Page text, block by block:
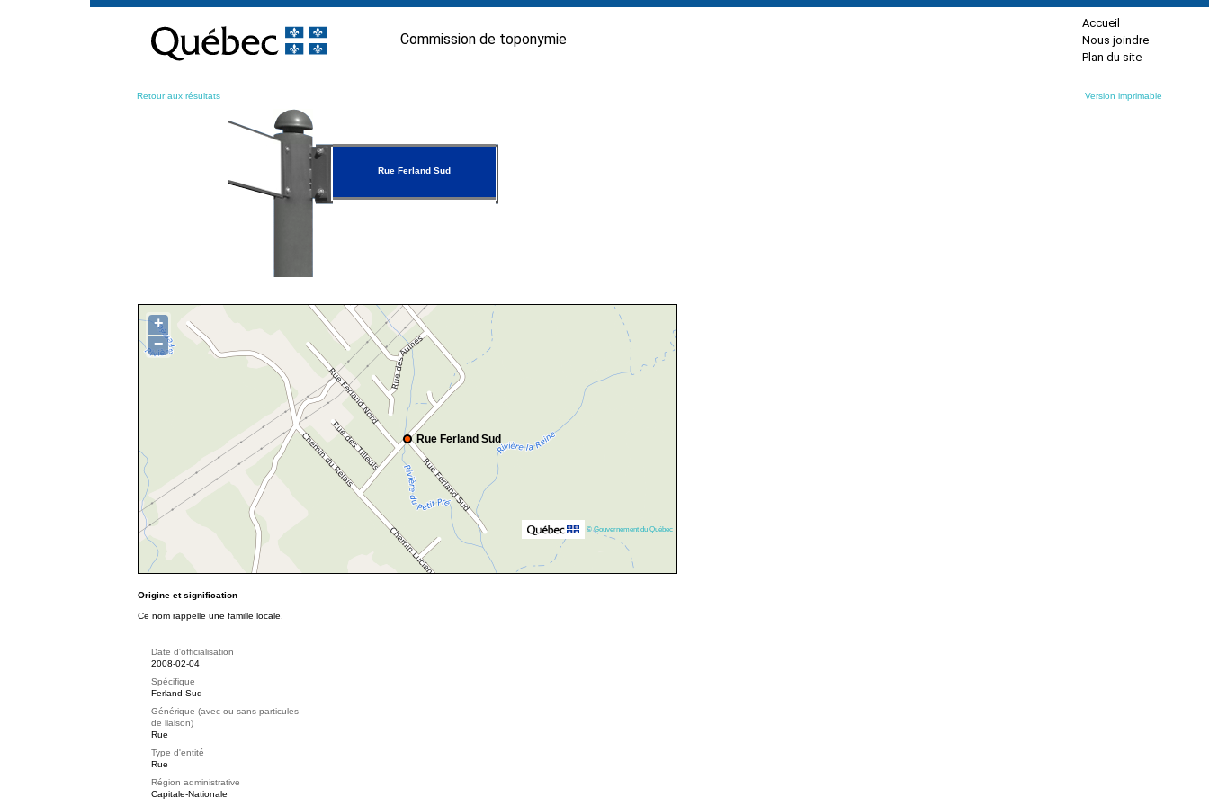
contenu
Commission de toponymie
Accueil
Nous joindre
Plan du site
Retour aux résultats Version imprimable
Rue Ferland Sud
Rue Ferland Sud
+
−
© Gouvernement du Québec
Origine et signification
Ce nom rappelle une famille locale.
Date d'officialisation
2008-02-04
Spécifique
Ferland Sud
Générique (avec ou sans particules
de liaison)
Rue
Type d'entité
Rue
Région administrative
Capitale-Nationale